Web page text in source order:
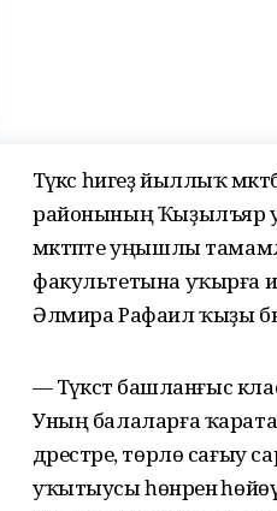
Тәүәкәс һигеҙ йыллыҡ
районының Ҡыҙылъяр
мәктәпте уңышлы
факультетына уҡырға
Әлмира Рафаил ҡыҙы
— Тәүәкәстә башланғыс
Уның балаларға ҡарата
дәрестәре, төрлө сағыу
уҡытыусы һөнәренә